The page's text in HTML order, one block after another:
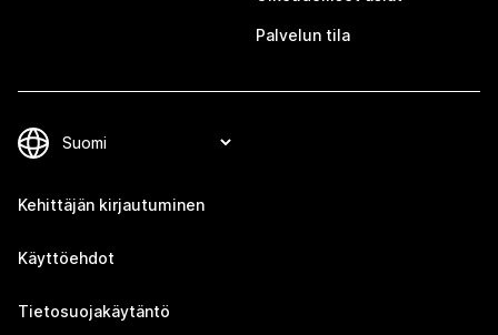
Palvelun tila
Kehittäjän kirjautuminen
Käyttöehdot
Tietosuojakäytäntö